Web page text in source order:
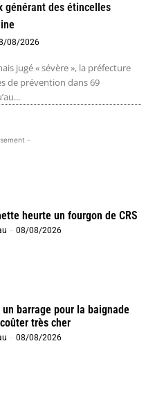
générant des étincelles
08/2026
jugé « sévère », la préfecture
de prévention dans 69
-
heurte un fourgon de CRS
- 08/08/2026
barrage pour la baignade
très cher
- 08/08/2026